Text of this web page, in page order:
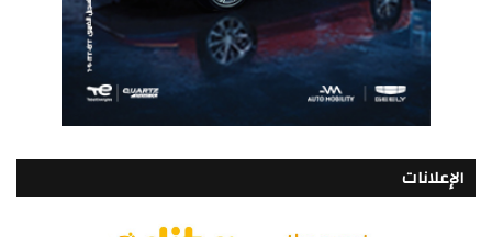
الإعلانات